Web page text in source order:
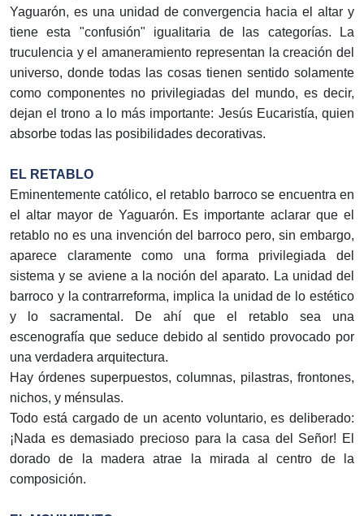
Yaguarón, es una unidad de convergencia hacia el altar y
tiene esta "confusión" igualitaria de las categorías. La
truculencia y el amaneramiento representan la creación del
universo, donde todas las cosas tienen sentido solamente
como componentes no privilegiadas del mundo, es decir,
dejan el trono a lo más importante: Jesús Eucaristía, quien
absorbe todas las posibilidades decorativas.
EL RETABLO
Eminentemente católico, el retablo barroco se encuentra en
el altar mayor de Yaguarón. Es importante aclarar que el
retablo no es una invención del barroco pero, sin embargo,
aparece claramente como una forma privilegiada del
sistema y se aviene a la noción del aparato. La unidad del
barroco y la contrarreforma, implica la unidad de lo estético
y lo sacramental. De ahí que el retablo sea una
escenografía que seduce debido al sentido provocado por
una verdadera arquitectura.
Hay órdenes superpuestos, columnas, pilastras, frontones,
nichos, y ménsulas.
Todo está cargado de un acento voluntario, es deliberado:
¡Nada es demasiado precioso para la casa del Señor! El
dorado de la madera atrae la mirada al centro de la
composición.